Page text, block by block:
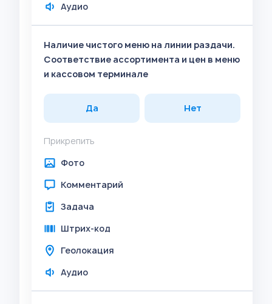
Аудио
Наличие чистого меню на линии раздачи.
Соответствие ассортимента и цен в меню
и кассовом терминале
Да Нет
Прикрепить
Фото
Комментарий
Задача
Штрих-код
Геолокация
Аудио